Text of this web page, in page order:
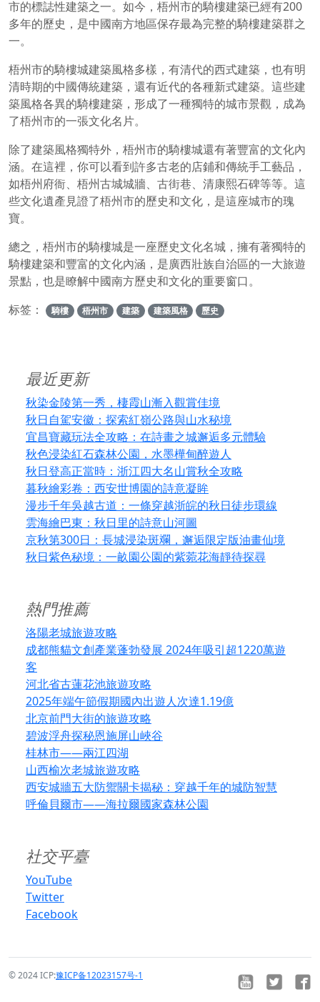
市的標誌性建築之一。如今，梧州市的騎樓建築已經有200
多年的歷史，是中國南方地區保存最為完整的騎樓建築群之
一。
梧州市的騎樓城建築風格多樣，有清代的西式建築，也有明
清時期的中國傳統建築，還有近代的各種新式建築。這些建
築風格各異的騎樓建築，形成了一種獨特的城市景觀，成為
了梧州市的一張文化名片。
除了建築風格獨特外，梧州市的騎樓城還有著豐富的文化內
涵。在這裡，你可以看到許多古老的店鋪和傳統手工藝品，
如梧州府衙、梧州古城城牆、古街巷、清康熙石碑等等。這
些文化遺產見證了梧州市的歷史和文化，是這座城市的瑰
寶。
總之，梧州市的騎樓城是一座歷史文化名城，擁有著獨特的
騎樓建築和豐富的文化內涵，是廣西壯族自治區的一大旅遊
景點，也是瞭解中國南方歷史和文化的重要窗口。
标签：
騎樓 梧州市 建築 建築風格 歷史
最近更新
秋染金陵第一秀，棲霞山漸入觀賞佳境
秋日自駕安徽：探索紅嶺公路與山水秘境
宜昌寶藏玩法全攻略：在詩畫之城邂逅多元體驗
秋色浸染紅石森林公園，水墨樺甸醉遊人
秋日登高正當時：浙江四大名山賞秋全攻略
暮秋繪彩卷：西安世博園的詩意凝眸
漫步千年吳越古道：一條穿越浙皖的秋日徒步環線
雲海繪巴東：秋日里的詩意山河圖
京秋第300日：長城浸染斑斕，邂逅限定版油畫仙境
秋日紫色秘境：一畝園公園的紫菀花海靜待探尋
熱門推薦
洛陽老城旅遊攻略
成都熊貓文創產業蓬勃發展 2024年吸引超1220萬遊
客
河北省古蓮花池旅遊攻略
2025年端午節假期國內出遊人次達1.19億
北京前門大街的旅遊攻略
碧波浮舟探秘恩施屏山峽谷
桂林市——兩江四湖
山西榆次老城旅遊攻略
西安城牆五大防禦關卡揭秘：穿越千年的城防智慧
呼倫貝爾市——海拉爾國家森林公園
社交平臺
YouTube
Twitter
Facebook
© 2024 ICP:豫ICP备12023157号-1